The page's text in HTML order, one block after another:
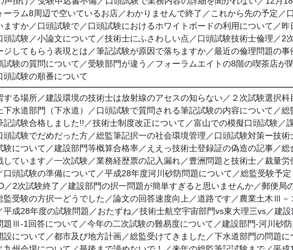
ーラム8周辺で空いているお店／わかりませんで終了／これから先の予定／
ますか／口頭試験で／口頭試験におけるホワイトボードの利用について／
頭試験／小論文について／技術士にふさわしい点／口頭試験技術士倫理／2
ジしてもらう表現とは／筆記試験が原因で落ちますか／最近の倫理問題の
試験の質問について／受験部門が違う／フォーラムエイトの8階の喫茶店
頭試験の順番について
する場所／建設環境の技術士は放射線のアセスの知らない／２次試験選択
下水道部門（下水道）／口頭試験で質問される筆記試験の内容について／
記試験合格しました!!／技術士制度改正について／富山での模擬口頭試験
頭試験でだめだった方／総監筆記択一の社会環境管理／口頭試験対策ー技
験について／建設部門等概算合格率／ええっ技術士登録証の偽造の記事／
しています／一次試験／業務経歴票の記入漏れ／豊洲問題と技術士／裁量
口頭試験の準備について／平成28年度河川砂防問題について／総監受験予
／2次試験終了／建設部門の択一問題が簡単すぎると思いませんか／郵便局
受験の方択一どうでした／論文の回答速度向上／道路です／農業土木Ⅲ－
平成28年度の試験問題／おたずね／技術士航空宇宙部門vs東大理三vs／建
題Ⅲ-1回答について／今年の二次試験の難易度について／建設部門‐河川砂
設について／都市及び地方計画／総監受けてきました／下水道部門の問題